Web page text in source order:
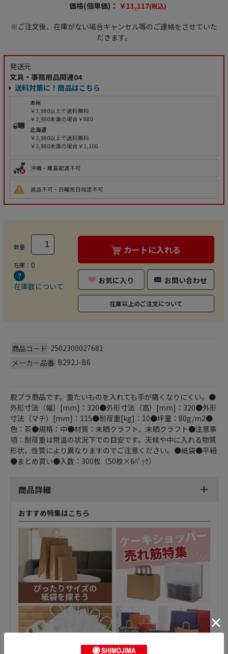
価格(個単価)： ￥11,117(税込)
※ご注文後、在庫がない場合キャンセル等のご連絡をさせていた
だきます。
発送元
文具・事務用品関連04
送料対策に！商品はこちら
本州
￥3,980以上で送料無料
￥3,980未満の場合￥880
北海道
￥3,980以上で送料無料
￥3,980未満の場合￥1,100
沖縄・離島配送不可
返品不可・日曜祝日指定不可
数量
在庫： 0
在庫数について
カートに入れる
お気に入り お問い合わせ
在庫以上のご注文について
商品コード 2502300027681
メーカー品番 B292J-B6
脱プラ商品です。重たいものを入れても手が痛くなりにくい。●
外形寸法（幅）[mm]：320●外形寸法（高）[mm]：320●外形
寸法（マチ）[mm]：115●耐荷重[kg]：10●坪量：80g/m2●
色：茶●規格：中●材質：未晒クラフト、未晒クラフト●注意事
項：耐荷重は常温の状況下での目安です。天候や中に入れる物質
形状、性質により異なりますのでご注意ください。●紙袋●平紐
●まとめ買い●入数：300枚（50枚×6ﾊﾟｯｸ）
商品詳細
おすすめ特集はこちら